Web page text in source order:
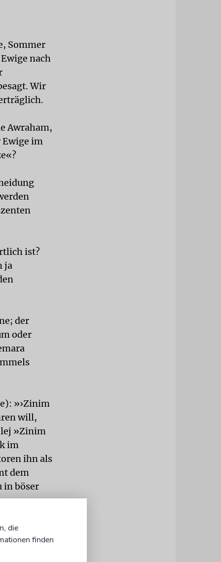
Sommer
nach
Wir
Awraham,
Ewige im
ist?
ja
der
oder
»›Zinim
will,
»Zinim
im
ihn als
dem
in böser
hier
wird.
die
finden